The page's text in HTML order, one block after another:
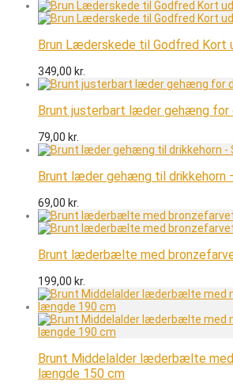
Brun Læderskede til Godfred Kort
349,00 kr.
Brunt justerbart læder gehæng for
79,00 kr.
Brunt læder gehæng til drikkehorn
69,00 kr.
Brunt læderbælte med
199,00 kr.
Brunt Middelalder læderbælte
længde 150 cm